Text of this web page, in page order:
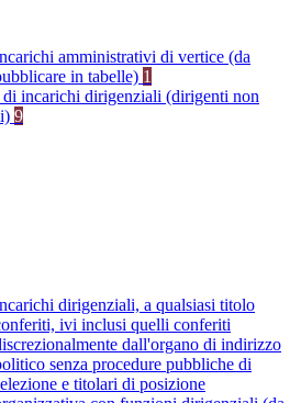
amministrativi di vertice (da
in tabelle) 1
incarichi dirigenziali (dirigenti non
9
dirigenziali, a qualsiasi titolo
ivi inclusi quelli conferiti
dall'organo di indirizzo
senza procedure pubbliche di
e titolari di posizione